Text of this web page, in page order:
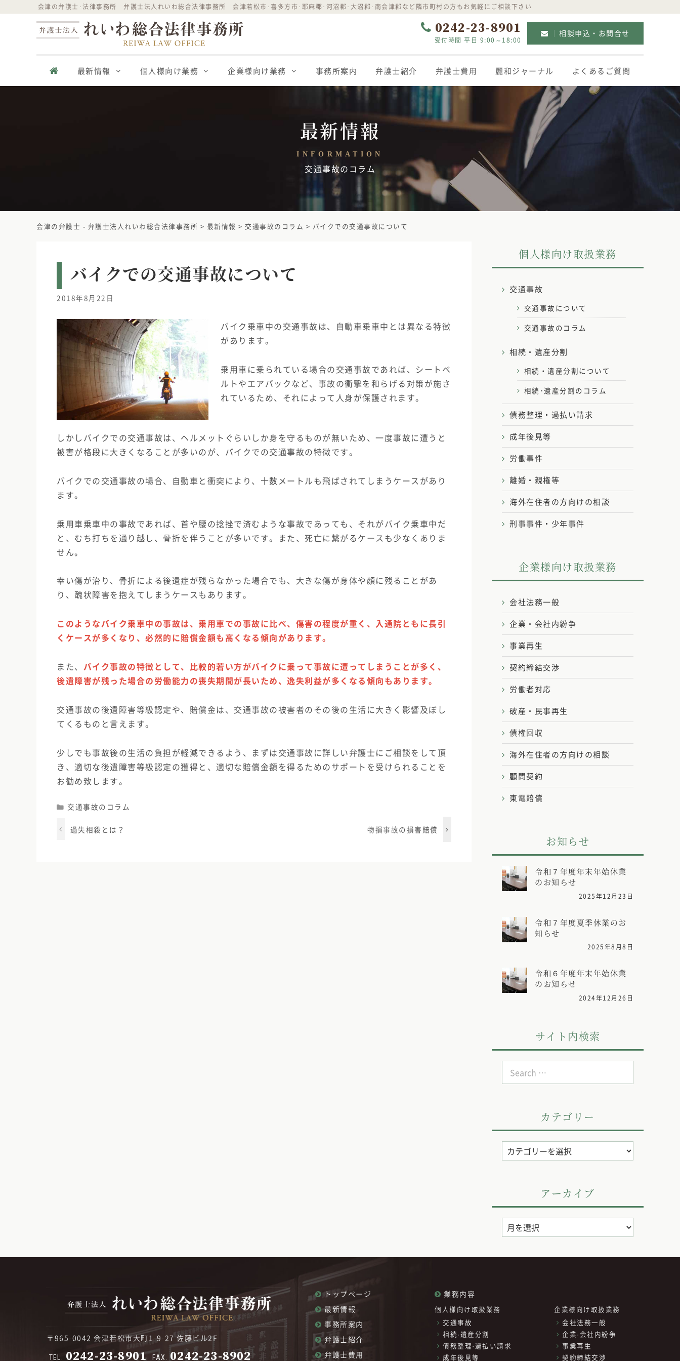
会津の弁護士･法律事務所 弁護士法人れいわ総合法律事務所 会津若松市･喜多方市･耶麻郡･河沼郡･大沼郡･南会津郡など隣市町村の方もお気軽にご相談下さい
0242-23-8901
受付時間 平日 9:00～18:00
相談申込・お問合せ
最新情報 個人様向け業務 企業様向け業務 事務所案内 弁護士紹介 弁護士費用 麗和ジャーナル よくあるご質問
最新情報
INFORMATION
交通事故のコラム
会津の弁護士 - 弁護士法人れいわ総合法律事務所 > 最新情報 > 交通事故のコラム > バイクでの交通事故について
バイクでの交通事故について
2018年8月22日
バイク乗車中の交通事故は、自動車乗車中とは異なる特徴
があります。
乗用車に乗られている場合の交通事故であれば、シートベ
ルトやエアバックなど、事故の衝撃を和らげる対策が施さ
れているため、それによって人身が保護されます。
しかしバイクでの交通事故は、ヘルメットぐらいしか身を守るものが無いため、一度事故に遭うと
被害が格段に大きくなることが多いのが、バイクでの交通事故の特徴です。
バイクでの交通事故の場合、自動車と衝突により、十数メートルも飛ばされてしまうケースがあり
ます。
乗用車乗車中の事故であれば、首や腰の捻挫で済むような事故であっても、それがバイク乗車中だ
と、むち打ちを通り越し、骨折を伴うことが多いです。また、死亡に繋がるケースも少なくありま
せん。
幸い傷が治り、骨折による後遺症が残らなかった場合でも、大きな傷が身体や顔に残ることがあ
り、醜状障害を抱えてしまうケースもあります。
このようなバイク乗車中の事故は、乗用車での事故に比べ、傷害の程度が重く、入通院ともに長引
くケースが多くなり、必然的に賠償金額も高くなる傾向があります。
また、 バイク事故の特徴として、比較的若い方がバイクに乗って事故に遭ってしまうことが多く、
後遺障害が残った場合の労働能力の喪失期間が長いため、逸失利益が多くなる傾向もあります。
交通事故の後遺障害等級認定や、賠償金は、交通事故の被害者のその後の生活に大きく影響及ぼし
てくるものと言えます。
少しでも事故後の生活の負担が軽減できるよう、まずは交通事故に詳しい弁護士にご相談をして頂
き、適切な後遺障害等級認定の獲得と、適切な賠償金額を得るためのサポートを受けられることを
お勧め致します。
Categories
交通事故のコラム
過失相殺とは？ 物損事故の損害賠償
個人様向け取扱業務
交通事故
交通事故について
交通事故のコラム
相続・遺産分割
相続・遺産分割について
相続･遺産分割のコラム
債務整理・過払い請求
成年後見等
労働事件
離婚・親権等
海外在住者の方向けの相談
刑事事件・少年事件
企業様向け取扱業務
会社法務一般
企業・会社内紛争
事業再生
契約締結交渉
労働者対応
破産・民事再生
債権回収
海外在住者の方向けの相談
顧問契約
東電賠償
お知らせ
令和７年度年末年始休業
のお知らせ
2025年12月23日
令和７年度夏季休業のお
知らせ
2025年8月8日
令和６年度年末年始休業
のお知らせ
2024年12月26日
サイト内検索
for:
カテゴリー
カ
テ
アーカイブ
ア
ー
〒965-0042 会津若松市大町1-9-27 佐藤ビル2F
TEL. 0242-23-8901 FAX. 0242-23-8902
トップページ
最新情報
事務所案内
弁護士紹介
弁護士費用
業務内容
個人様向け取扱業務
交通事故
相続·遺産分割
債務整理·過払い請求
成年後見等
企業様向け取扱業務
会社法務一般
企業·会社内紛争
事業再生
契約締結交渉